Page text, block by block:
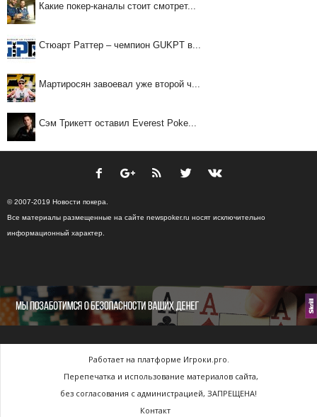
Какие покер-каналы стоит смотрет...
Стюарт Раттер – чемпион GUKPT в...
Мартиросян завоевал уже второй ч...
Сэм Трикетт оставил Everest Poke...
© 2007-2019 Новости покера.
Все материалы размещенные на сайте newspoker.ru носят исключительно
информационный характер.
Работает на платформе Игроки.pro.
Перепечатка и использование материалов сайта,
без согласования с администрацией, ЗАПРЕЩЕНА!
Контакт